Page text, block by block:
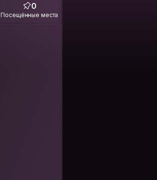
0
Посещённые места